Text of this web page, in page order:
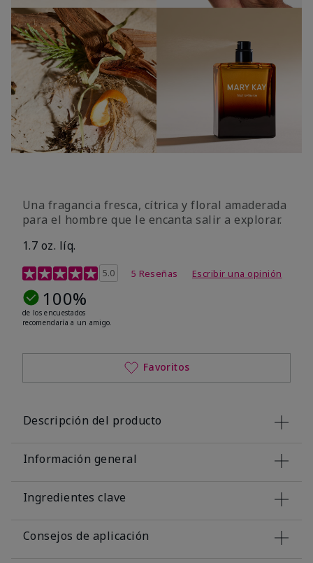
Una fragancia fresca, cítrica y floral amaderada
para el hombre que le encanta salir a explorar.
1.7 oz. líq.
Calificación de clientes de 3,4 de 5
5.0 5 Reseñas Escribir una opinión
100%
de los encuestados
recomendaría a un amigo.
Favoritos
Descripción del producto
Información general
Ingredientes clave
Consejos de aplicación